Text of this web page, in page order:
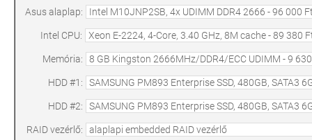
Asus alaplap:
Intel CPU:
Memória:
HDD #1:
HDD #2:
RAID vezérlő: